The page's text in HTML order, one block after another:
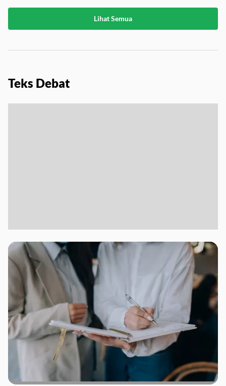
Lihat Semua
Teks Debat